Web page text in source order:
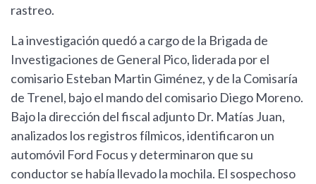
rastreo.
La investigación quedó a cargo de la Brigada de
Investigaciones de General Pico, liderada por el
comisario Esteban Martin Giménez, y de la Comisaría
de Trenel, bajo el mando del comisario Diego Moreno.
Bajo la dirección del fiscal adjunto Dr. Matías Juan,
analizados los registros fílmicos, identificaron un
automóvil Ford Focus y determinaron que su
conductor se había llevado la mochila. El sospechoso